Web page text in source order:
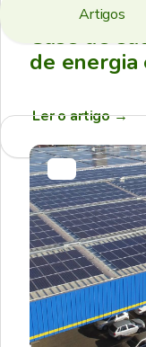
Case de
de energia
Ler o artigo→
Artigos